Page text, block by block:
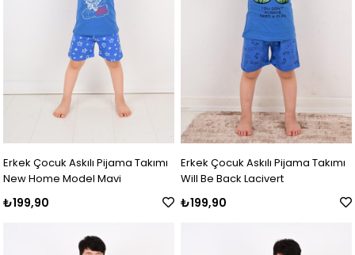
Erkek Çocuk Askılı Pijama Takımı
New Home Model Mavi
₺199,90
Erkek Çocuk Askılı Pijama Takımı
Will Be Back Lacivert
₺199,90